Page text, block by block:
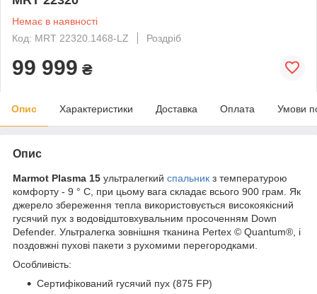
Немає в наявності
Код: MRT 22320.1468-LZ
Роздріб
99 999 ₴
Опис Характеристики Доставка Оплата Умови
Опис
Marmot Plasma 15 ультралегкий спальник з температурою
комфорту - 9 ° С, при цьому вага складає всього 900 грам. Як
джерело збереження тепла використовується високоякісний
гусячий пух з водовідштовхувальним просоченням Down
Defender. Ультралегка зовнішня тканина Pertex © Quantum®, і
поздовжні пухові пакети з рухомими перегородками.
Особливість:
Сертифікований гусячий пух (875 FP)